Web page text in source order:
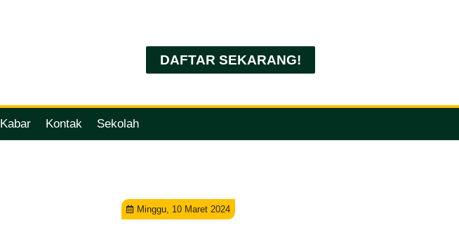
DAFTAR SEKARANG!
Kabar Kontak Sekolah
Minggu, 10 Maret 2024